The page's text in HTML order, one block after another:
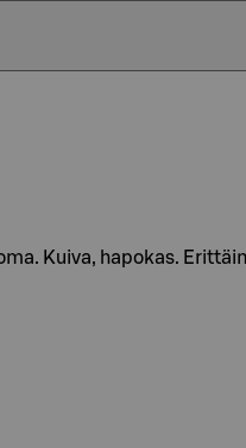
Kuiva, hapokas.